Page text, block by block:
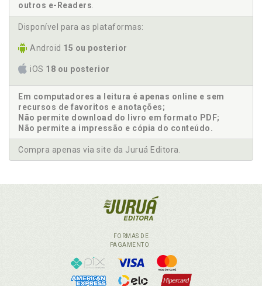
outros e-Readers
Disponível para as plataformas:
Android 15 ou posterior
iOS 18 ou posterior
Em computadores a leitura é apenas online e sem
recursos de favoritos e anotações;
Não permite download do livro em formato PDF;
Não permite a impressão e cópia do conteúdo.
Compra apenas via site da Juruá Editora.
FORMAS DE
PAGAMENTO